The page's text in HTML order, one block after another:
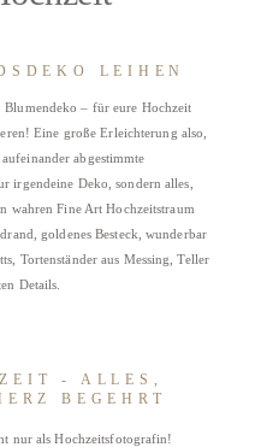
LEIHEN
- ALLES,
BEGEHRT
– für eure Hochzeit
Eine große Erleichterung also,
abgestimmte
irgendeine Deko, sondern alles,
wahren Fine Art Hochzeitstraum
goldenes Besteck, wunderbar
Tortenständer aus Messing, Teller
Details.
nur als Hochzeitsfotografin!